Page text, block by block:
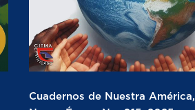
Cuadernos de Nuestra América,